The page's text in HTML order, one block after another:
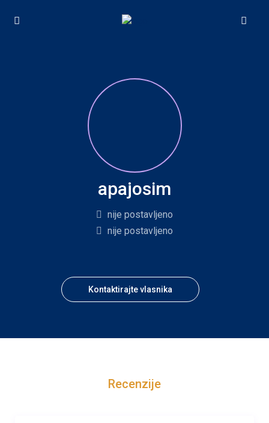
apajosim
nije postavljeno
nije postavljeno
Kontaktirajte vlasnika
Recenzije